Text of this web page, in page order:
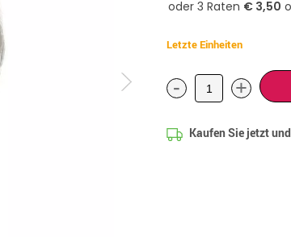
Letzte Einheiten
- +
Kaufen Sie jetzt und